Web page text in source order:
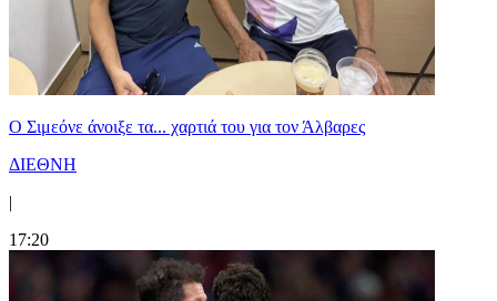
Ο Σιμεόνε άνοιξε τα... χαρτιά του για τον Άλβαρες
ΔΙΕΘΝΗ
|
17:20